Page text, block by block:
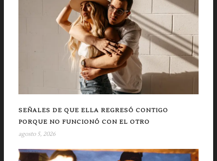
SEÑALES DE QUE ELLA REGRESÓ CONTIGO
PORQUE NO FUNCIONÓ CON EL OTRO
agosto 5, 2026